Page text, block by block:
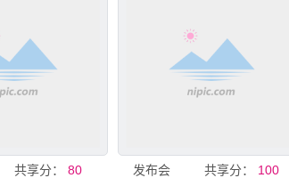
共享分：80 发布会 共享分： 100